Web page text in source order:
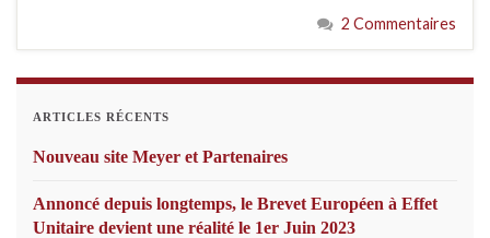
2 Commentaires
ARTICLES RÉCENTS
Nouveau site Meyer et Partenaires
Annoncé depuis longtemps, le Brevet Européen à Effet
Unitaire devient une réalité le 1er Juin 2023